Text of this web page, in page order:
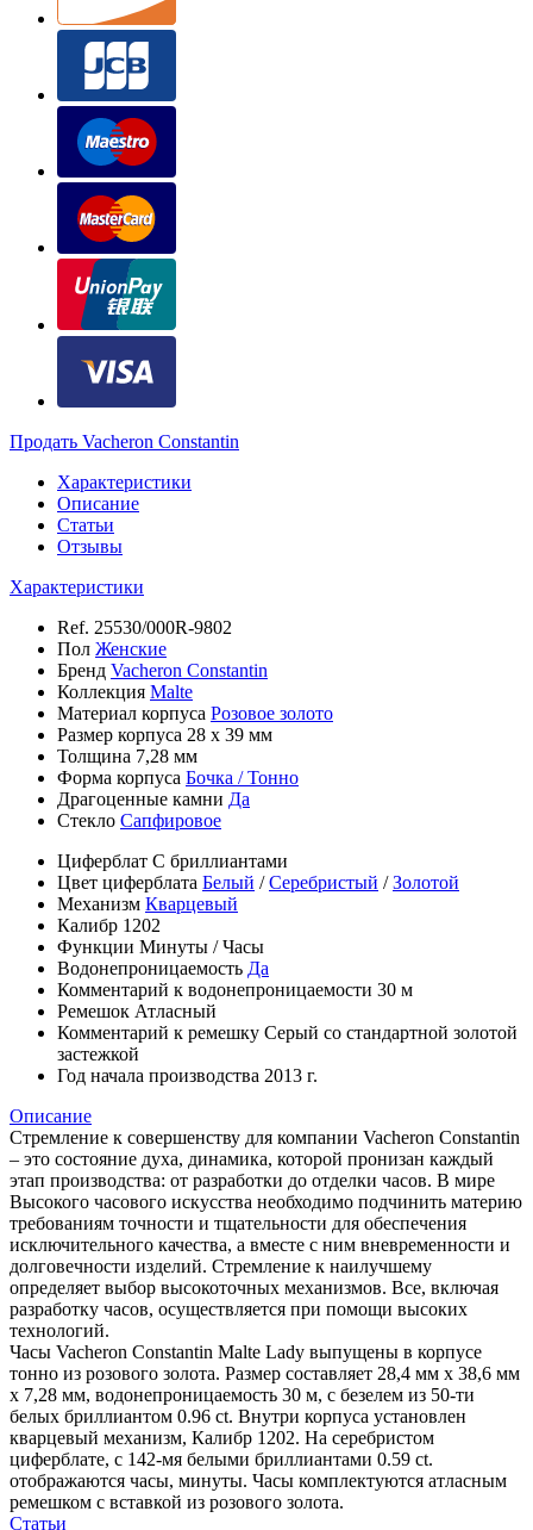
Продать Vacheron Constantin
Характеристики
Описание
Статьи
Отзывы
Характеристики
Ref. 25530/000R-9802
Пол Женские
Бренд Vacheron Constantin
Коллекция Malte
Материал корпуса Розовое золото
Размер корпуса 28 х 39 мм
Толщина 7,28 мм
Форма корпуса Бочка / Тонно
Драгоценные камни Да
Стекло Сапфировое
Циферблат С бриллиантами
Цвет циферблата Белый /Серебристый /Золотой
Механизм Кварцевый
Калибр 1202
Функции Минуты /Часы
Водонепроницаемость Да
Комментарий к водонепроницаемости 30 м
Ремешок Атласный
Комментарий к ремешку Серый со стандартной золотой
застежкой
Год начала производства 2013 г.
Описание
Стремление к совершенству для компании Vacheron Constantin
– это состояние духа, динамика, которой пронизан каждый
этап производства: от разработки до отделки часов. В мире
Высокого часового искусства необходимо подчинить материю
требованиям точности и тщательности для обеспечения
исключительного качества, а вместе с ним вневременности и
долговечности изделий. Стремление к наилучшему
определяет выбор высокоточных механизмов. Все, включая
разработку часов, осуществляется при помощи высоких
технологий.
Часы Vacheron Constantin Malte Lady выпущены в корпусе
тонно из розового золота. Размер составляет 28,4 мм х 38,6 мм
х 7,28 мм, водонепроницаемость 30 м, с безелем из 50-ти
белых бриллиантом 0.96 ct. Внутри корпуса установлен
кварцевый механизм, Калибр 1202. На серебристом
циферблате, с 142-мя белыми бриллиантами 0.59 ct.
отображаются часы, минуты. Часы комплектуются атласным
ремешком с вставкой из розового золота.
Статьи